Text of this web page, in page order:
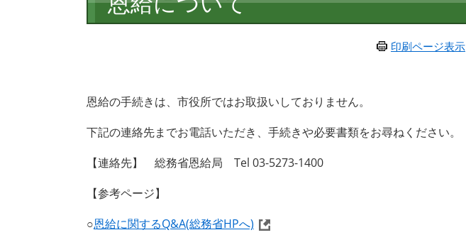
文
印刷ページ表示
恩給の手続きは、市役所ではお取扱いしておりません。
下記の連絡先までお電話いただき、手続きや必要書類をお尋ねください。
【連絡先】 総務省恩給局 Tel 03-5273-1400
【参考ページ】
○恩給に関するQ&A(総務省HPへ)